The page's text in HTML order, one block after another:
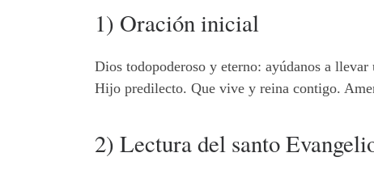
1) Oración inicial
Dios todopoderoso y eterno: ayúdanos a
Hijo predilecto. Que vive y reina contigo.
2) Lectura del santo